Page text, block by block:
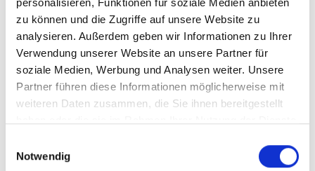
personalisieren, Funktionen für soziale Medien anbieten
zu können und die Zugriffe auf unsere Website zu
analysieren. Außerdem geben wir Informationen zu Ihrer
Verwendung unserer Website an unsere Partner für
soziale Medien, Werbung und Analysen weiter. Unsere
Partner führen diese Informationen möglicherweise mit
weiteren Daten zusammen, die Sie ihnen bereitgestellt
Notwendig
IKI-Strategie bis 2030
IKI-Jahr 2024